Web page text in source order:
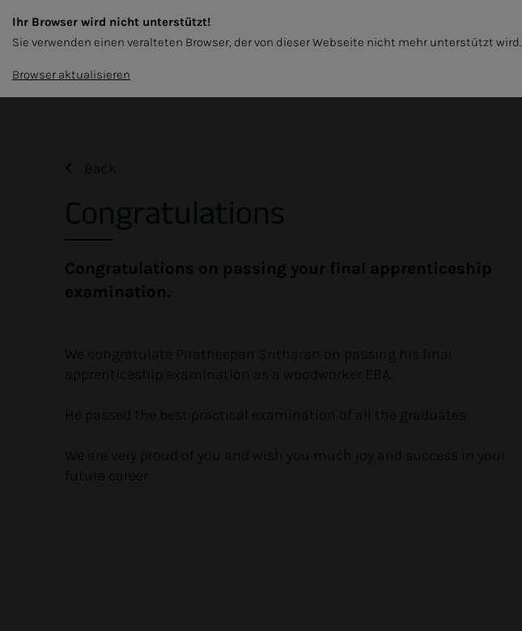
EN
WOOD PELLETS
Back
Congratulations
Congratulations on passing your final apprenticeship
examination.
We congratulate Piratheepan Sritharan on passing his final
apprenticeship examination as a woodworker EBA.
He passed the best practical examination of all the graduates.
We are very proud of you and wish you much joy and success in your
future career.
Ihr Browser wird nicht unterstützt!
Sie verwenden einen veralteten Browser, der von dieser Webseite nicht mehr unterstützt wird.
Browser aktualisieren